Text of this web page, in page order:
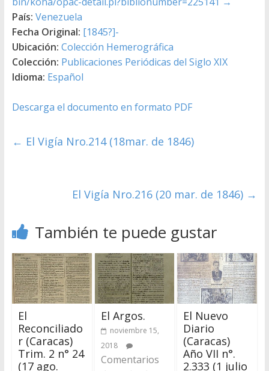
País: Venezuela
Fecha Original: [1845?]-
Ubicación: Colección Hemerográfica
Colección: Publicaciones Periódicas del Siglo XIX
Idioma: Español
Descarga el documento en formato PDF
← El Vigía Nro.214 (18mar. de 1846)
El Vigía Nro.216 (20 mar. de 1846) →
También te puede gustar
El
Reconciliado
r (Caracas)
Trim. 2 n° 24
(17 ago.
El Argos.
noviembre 15,
2018
Comentarios
El Nuevo
Diario
(Caracas)
Año VII n°.
2.333 (1 julio